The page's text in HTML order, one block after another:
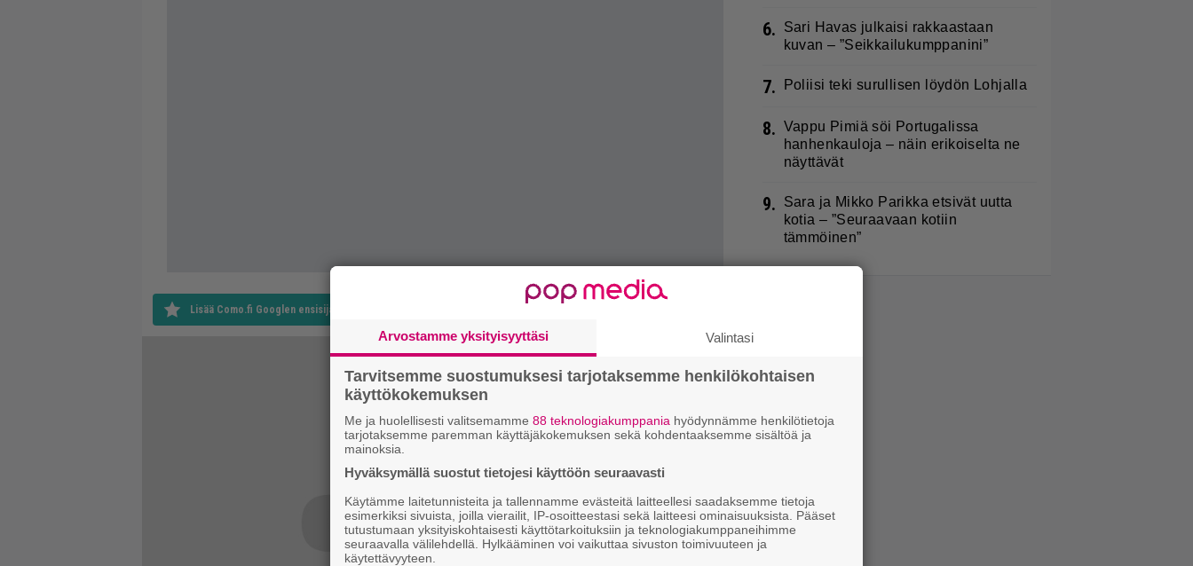
Lisää Como.fi Googlen ensisijaiseksi lähteeksi
6.
Sari Havas julkaisi rakkaastaan
kuvan – ”Seikkailukumppanini”
7. Poliisi teki surullisen löydön Lohjalla
8. Vappu Pimiä söi Portugalissa
hanhenkauloja – näin erikoiselta ne
näyttävät
9.
Sara ja Mikko Parikka etsivät uutta
kotia – ”Seuraavaan kotiin
tämmöinen”
Arvostamme yksityisyyttäsi Valintasi
Tarvitsemme suostumuksesi tarjotaksemme henkilökohtaisen
käyttökokemuksen
Me ja huolellisesti valitsemamme 88 teknologiakumppania hyödynnämme henkilötietoja
tarjotaksemme paremman käyttäjäkokemuksen sekä kohdentaaksemme sisältöä ja
mainoksia.
Hyväksymällä suostut tietojesi käyttöön seuraavasti
Käytämme laitetunnisteita ja tallennamme evästeitä laitteellesi saadaksemme tietoja
esimerkiksi sivuista, joilla vierailit, IP-osoitteestasi sekä laitteesi ominaisuuksista. Pääset
tutustumaan yksityiskohtaisesti käyttötarkoituksiin ja teknologiakumppaneihimme
seuraavalla välilehdellä. Hylkääminen voi vaikuttaa sivuston toimivuuteen ja
käytettävyyteen.